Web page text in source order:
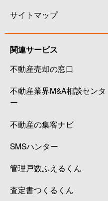
サイトマップ
関連サービス
不動産売却の窓口
不動産業界M&A相談センタ
ー
不動産の集客ナビ
SMSハンター
管理戸数ふえるくん
査定書つくるくん